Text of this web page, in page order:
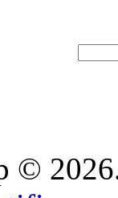
© 2026